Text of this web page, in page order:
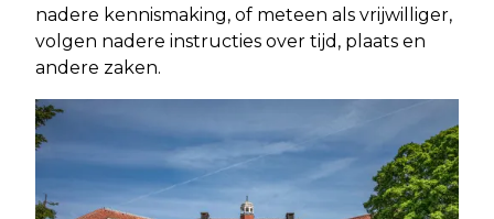
nadere kennismaking, of meteen als vrijwilliger,
volgen nadere instructies over tijd, plaats en
andere zaken.